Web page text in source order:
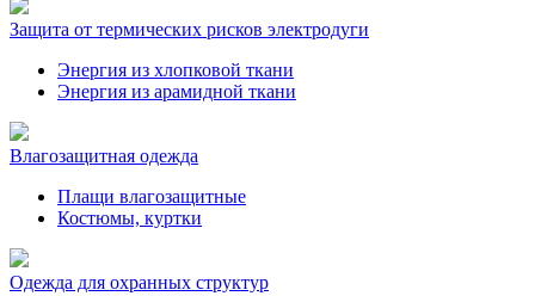
Защита от термических рисков электродуги
Энергия из хлопковой ткани
Энергия из арамидной ткани
Влагозащитная одежда
Плащи влагозащитные
Костюмы, куртки
Одежда для охранных структур